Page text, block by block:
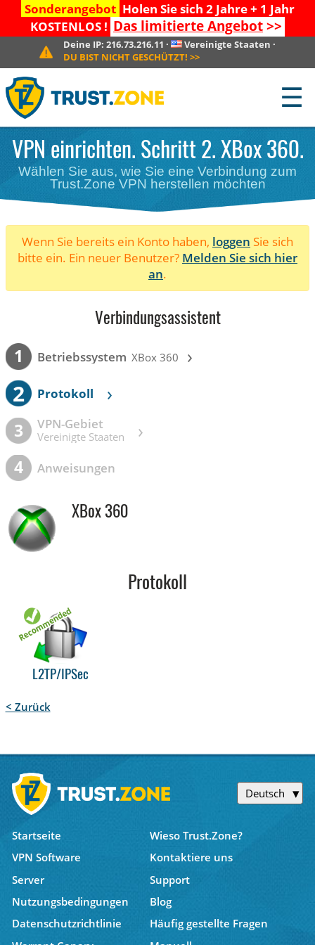
Sonderangebot Holen Sie sich 2 Jahre + 1 Jahr
KOSTENLOS ! Das limitierte Angebot>>
Deine IP:216.73.216.11 · Vereinigte Staaten ·
DU BIST NICHT GESCHÜTZT! >>
☰
VPN einrichten. Schritt 2. XBox 360.
Wählen Sie aus, wie Sie eine Verbindung zum
Trust.Zone VPN herstellen möchten
Wenn Sie bereits ein Konto haben, loggen Sie sich
bitte ein. Ein neuer Benutzer? Melden Sie sich hier
an.
Verbindungsassistent
1 Betriebssystem XBox 360 ›
2 Protokoll ›
3 VPN-Gebiet
Vereinigte Staaten ›
4 Anweisungen
XBox 360
Protokoll
L2TP/IPSec
< Zurück
Deutsch
Startseite
Wieso Trust.Zone?
VPN Software
Kontaktiere uns
Server
Support
Nutzungsbedingungen
Blog
Datenschutzrichtlinie
Häufig gestellte Fragen